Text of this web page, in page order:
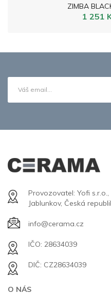
ZIMBA
1 251
Provozovatel: Yofi
Jablunkov, Česká
info@cerama.cz
IČO: 28634039
DIČ: CZ28634039
O NÁS